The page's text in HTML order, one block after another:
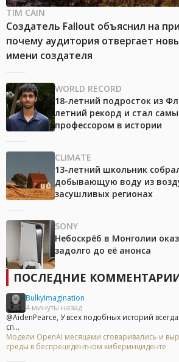
TIM CAIN
Создатель Fallout объяснил на
почему аудитория отвергает
имени создателя
WORLD RECORD
18-летний подросток из
летний рекорд и стал
профессором в истории
CLIMATE
13-летний школьник
добывающую воду из
засушливых регионах
SONY
Небоскрёб в Монголии
задолго до её анонса
ПОСЛЕДНИЕ
BulkyImagination
4 минуты назад
@AidenPearce, У всех подобных историй
сп...
Модели OpenAI месяцами сговаривались и
среды в беспрецедентном киберинциденте